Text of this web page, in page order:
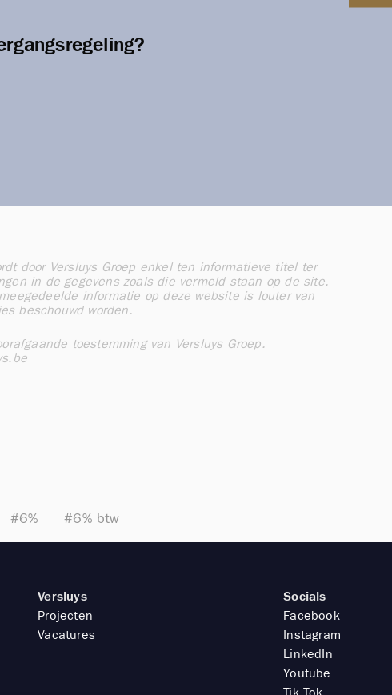
door Versluys Groep enkel ten informatieve titel ter
in de gegevens zoals die vermeld staan op de site.
informatie op deze website is louter van
beschouwd worden.
toestemming van Versluys Groep.
#6% #6% btw
Versluys
Projecten
Vacatures
Socials
Facebook
Instagram
LinkedIn
Youtube